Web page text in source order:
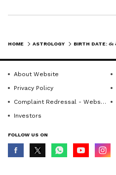
RS
ramya Sridhar
HOME ASTROLOGY
About Website
Privacy Policy
Complaint Redressal - Website
Investors
FOLLOW US ON